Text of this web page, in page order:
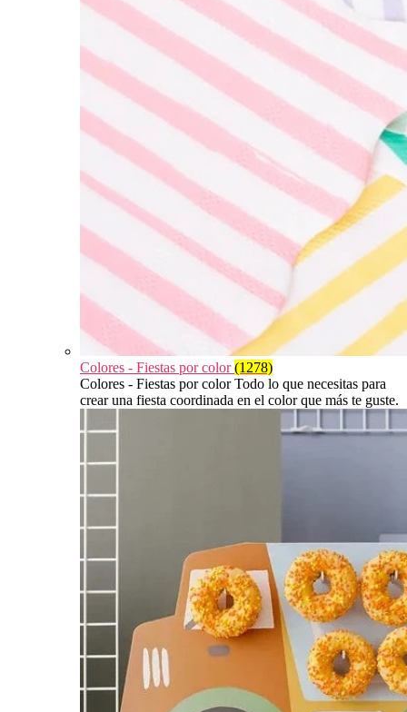
Colores - Fiestas por color(1278)
Colores - Fiestas por color Todo lo que necesitas para
crear una fiesta coordinada en el color que más te guste.